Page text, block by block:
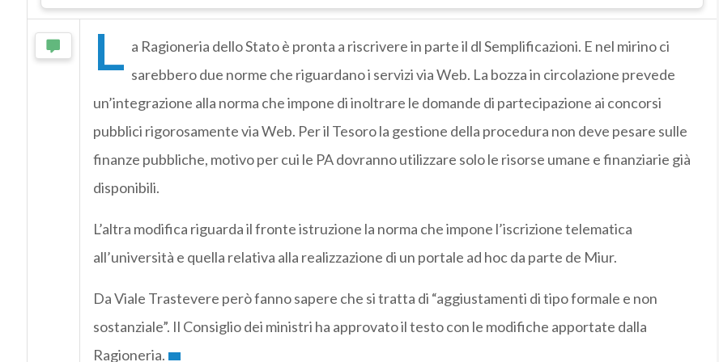
L a Ragioneria dello Stato è pronta a riscrivere in parte il dl Semplificazioni. E nel mirino ci
sarebbero due norme che riguardano i servizi via Web. La bozza in circolazione prevede
un’integrazione alla norma che impone di inoltrare le domande di partecipazione ai concorsi
pubblici rigorosamente via Web. Per il Tesoro la gestione della procedura non deve pesare sulle
finanze pubbliche, motivo per cui le PA dovranno utilizzare solo le risorse umane e finanziarie già
disponibili.
L’altra modifica riguarda il fronte istruzione la norma che impone l’iscrizione telematica
all’università e quella relativa alla realizzazione di un portale ad hoc da parte de Miur.
Da Viale Trastevere però fanno sapere che si tratta di “aggiustamenti di tipo formale e non
sostanziale”. Il Consiglio dei ministri ha approvato il testo con le modifiche apportate dalla
Ragioneria.